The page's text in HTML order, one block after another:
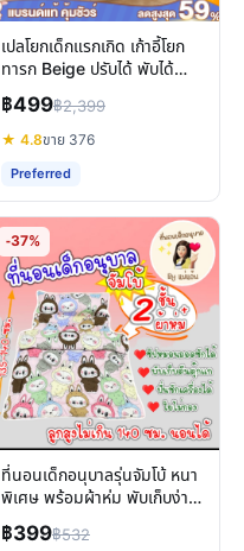
เปลโยกเด็กแรกเกิด เก้าอี้โยก
ทารก Beige ปรับได้ พับได้
ใช้ได้ถึง 3 ขวบ
฿499฿2,399
★ 4.8ขาย 376
Preferred
-37%
ที่นอนเด็กอนุบาลรุ่นจัมโบ้ หนา
พิเศษ พร้อมผ้าห่ม พับเก็บง่าย
พกพาสะดวก
฿399฿532